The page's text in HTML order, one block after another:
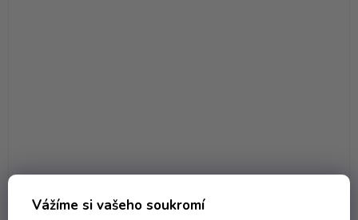
Vážíme si vašeho soukromí
Lahev Perlivé Víno BVS - 0.75 uvag A